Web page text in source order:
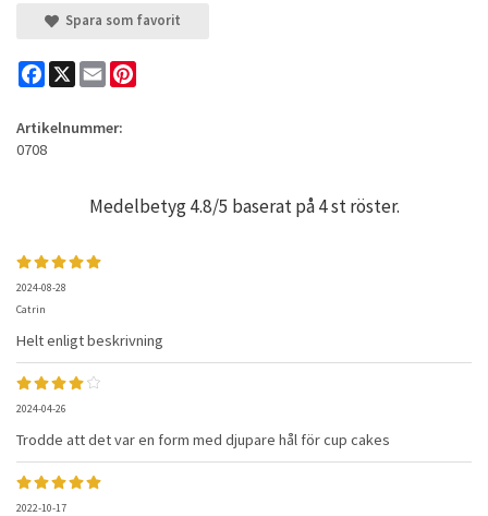
Spara som favorit
Facebook
X Email
Artikelnummer:
0708
Medelbetyg4.8/5 baserat på4st röster.
2024-08-28
Catrin
Helt enligt beskrivning
2024-04-26
Trodde att det var en form med djupare hål för cup cakes
2022-10-17